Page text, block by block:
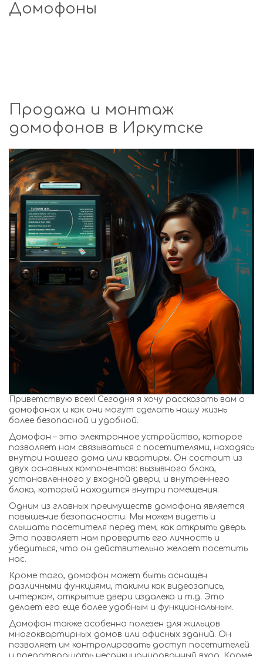
Домофоны
Продажа и монтаж
домофонов в Иркутске
Приветствую всех! Сегодня я хочу рассказать вам о
домофонах и как они могут сделать нашу жизнь
более безопасной и удобной.
Домофон – это электронное устройство, которое
позволяет нам связываться с посетителями, находясь
внутри нашего дома или квартиры. Он состоит из
двух основных компонентов: вызывного блока,
установленного у входной двери, и внутреннего
блока, который находится внутри помещения.
Одним из главных преимуществ домофона является
повышение безопасности. Мы можем видеть и
слышать посетителя перед тем, как открыть дверь.
Это позволяет нам проверить его личность и
убедиться, что он действительно желает посетить
нас.
Кроме того, домофон может быть оснащен
различными функциями, такими как видеозапись,
интерком, открытие двери издалека и т.д. Это
делает его еще более удобным и функциональным.
Домофон также особенно полезен для жильцов
многоквартирных домов или офисных зданий. Он
позволяет им контролировать доступ посетителей